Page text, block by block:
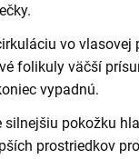
vo
folikuly väčší
vypadnú.
pokožku
prostriedkov